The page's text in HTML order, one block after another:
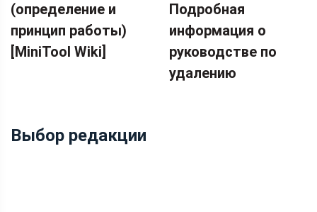
(определение и
принцип работы)
[MiniTool Wiki]
Подробная
информация о
руководстве по
удалению
Выбор редакции